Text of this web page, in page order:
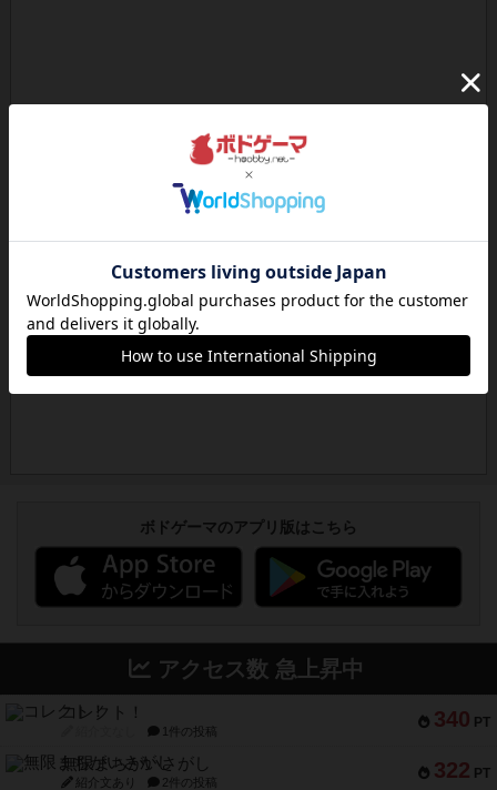
ボドゲーマのアプリ版はこちら
アクセス数 急上昇中
340 PT
コレクト！
1件の投稿
322 PT
無限まちがいさがし
紹介文あり 2件の投稿